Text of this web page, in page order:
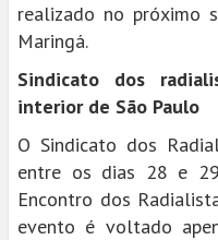
realizado no próximo
Maringá.
Sindicato dos
interior de São Paulo
O Sindicato dos
entre os dias 28 e
Encontro dos
evento é voltado